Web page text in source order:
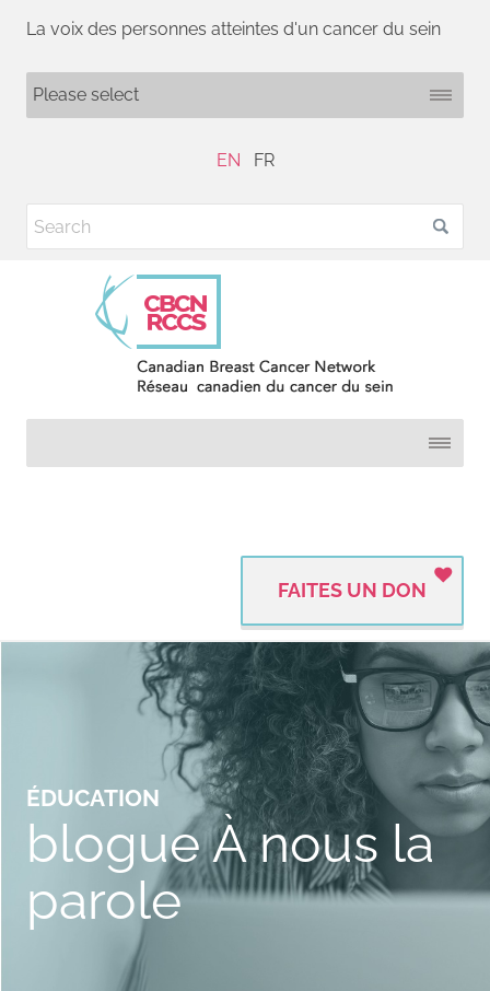
La voix des personnes atteintes d'un cancer du sein
EN FR
FAITES UN DON
ÉDUCATION
blogue À nous la
parole